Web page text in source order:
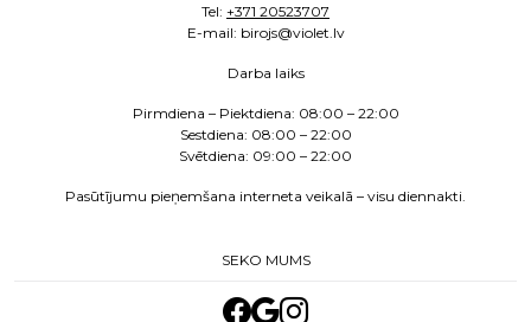
Tel: +371 20523707
E-mail: birojs@violet.lv
Darba laiks
Pirmdiena – Piektdiena: 08:00 – 22:00
Sestdiena: 08:00 – 22:00
Svētdiena: 09:00 – 22:00
Pasūtījumu pieņemšana interneta veikalā – visu diennakti.
SEKO MUMS